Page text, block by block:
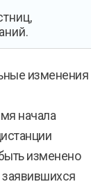
изменения
начала
изменено
заявившихся